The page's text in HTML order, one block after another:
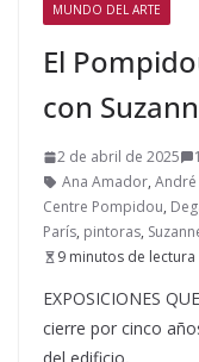
MUNDO DEL ARTE
El
con
2 de abril de 2025
Ana Amador,
Centre Pompidou,
París, pintoras,
9 minutos de lectura
EXPOSICIONES
cierre por cinco